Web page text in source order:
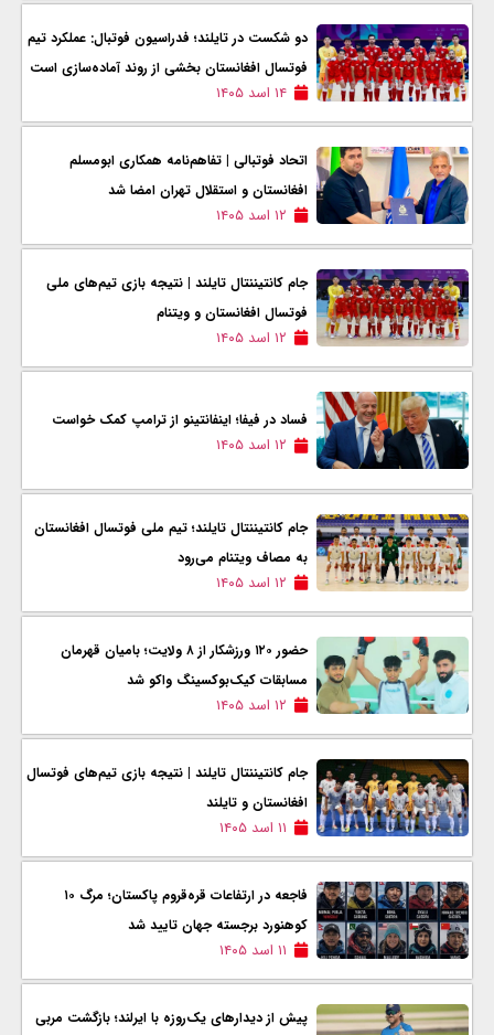
دو شکست در تایلند؛ فدراسیون فوتبال: عملکرد تیم
فوتسال افغانستان بخشی از روند آماده‌سازی است
۱۴ اسد ۱۴۰۵
اتحاد فوتبالی | تفاهم‌نامه همکاری ابومسلم
افغانستان و استقلال تهران امضا شد
۱۲ اسد ۱۴۰۵
جام کانتیننتال تایلند | نتیجه بازی تیم‌های ملی
فوتسال افغانستان و ویتنام
۱۲ اسد ۱۴۰۵
فساد در فیفا؛ اینفانتینو از ترامپ کمک خواست
۱۲ اسد ۱۴۰۵
جام کانتیننتال تایلند؛ تیم ملی فوتسال افغانستان
به مصاف ویتنام می‌رود
۱۲ اسد ۱۴۰۵
حضور ۱۲۰ ورزشکار از ۸ ولایت؛ بامیان قهرمان
مسابقات کیک‌بوکسینگ واکو شد
۱۲ اسد ۱۴۰۵
جام کانتیننتال تایلند | نتیجه بازی تیم‌های فوتسال
افغانستان و تایلند
۱۱ اسد ۱۴۰۵
فاجعه در ارتفاعات قره‌قروم پاکستان؛ مرگ ۱۰
کوهنورد برجسته جهان تایید شد
۱۱ اسد ۱۴۰۵
پیش از دیدارهای یک‌روزه با ایرلند؛ بازگشت مربی